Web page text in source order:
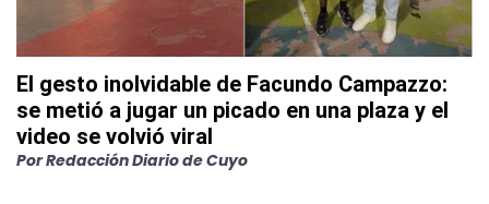
El gesto inolvidable de Facundo Campazzo:
se metió a jugar un picado en una plaza y el
video se volvió viral
PorRedacción Diario de Cuyo